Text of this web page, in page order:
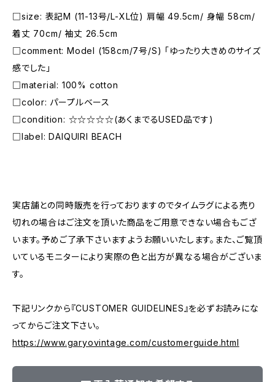
□size: 表記M (11-13号/L-XL位) 肩幅 49.5cm/ 身幅 58cm/
着丈 70cm/ 袖丈 26.5cm
□comment: Model (158cm/7号/S) 「ゆったり大きめのサイズ
感でした」
□material: 100% cotton
□color: パープルベース
□condition: ☆☆☆☆☆(あくまでるUSED品です)
□label: DAIQUIRI BEACH
実店舗との同時販売を行っておりますのでタイムラグによる売り
切れの場合はご注文を頂いた商品をご用意できない場合もござ
います。予めご了承下さいますようお願いいたします。また、ご覧頂
いているモニターにより実際の色と出方が異なる場合がございま
す。
下記リンクから『CUSTOMER GUIDELINES』を必ずお読みにな
ってからご注文下さい。
https://www.garyovintage.com/customerguide.html